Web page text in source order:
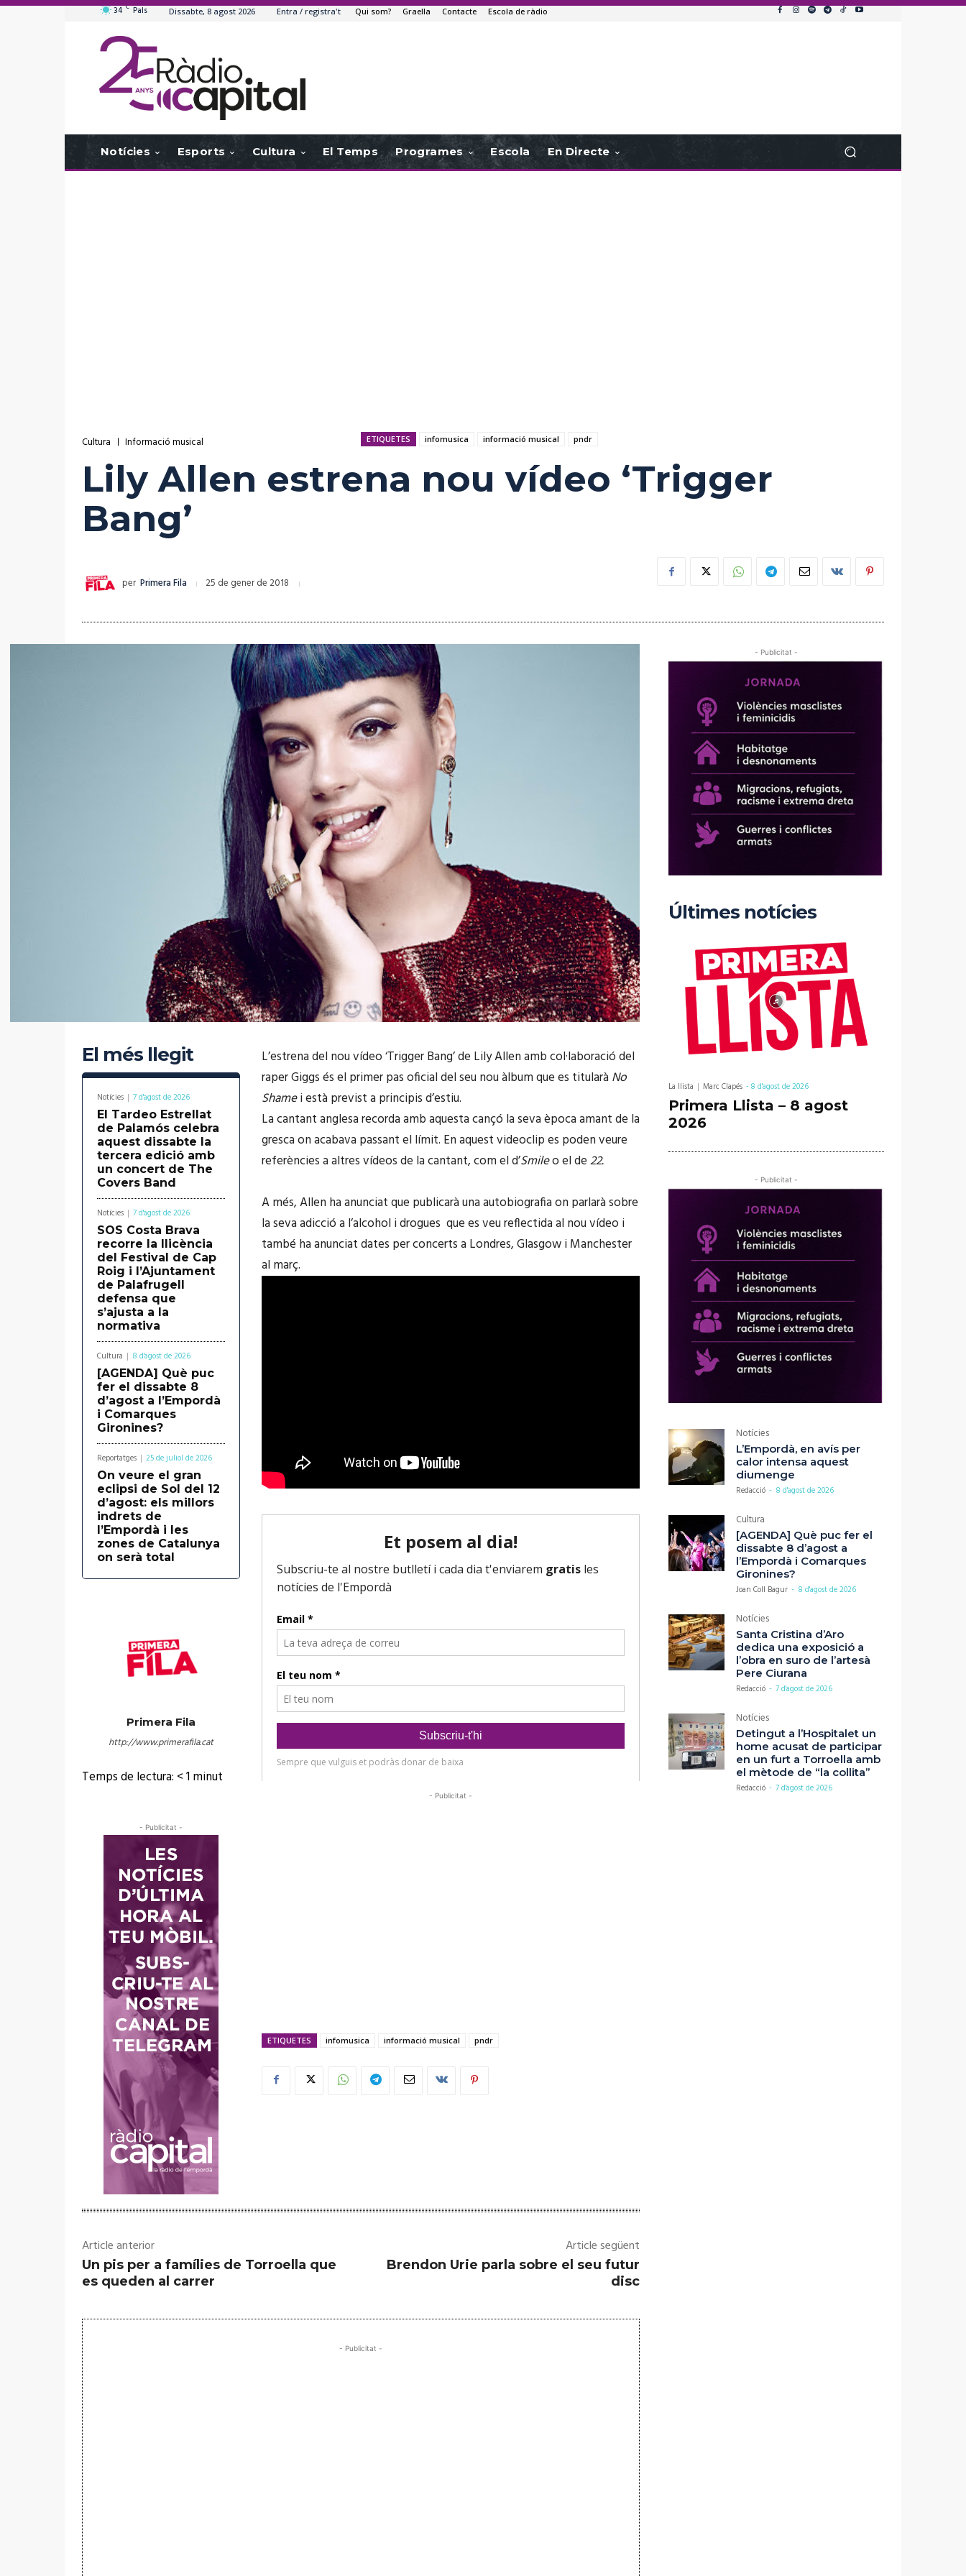
34 C Pals Dissabte, 8 agost 2026 Entra / registra't Qui som? Graella Contacte Escola de ràdio
Notícies Esports Cultura El Temps Programes Escola En Directe
Cultura Informació musical ETIQUETES infomusica informació musical pndr
Lily Allen estrena nou vídeo ‘Trigger
Bang’
per Primera Fila 25 de gener de 2018
El més llegit
Notícies 7 d'agost de 2026
El Tardeo Estrellat
de Palamós celebra
aquest dissabte la
tercera edició amb
un concert de The
Covers Band
Notícies 7 d'agost de 2026
SOS Costa Brava
recorre la llicència
del Festival de Cap
Roig i l’Ajuntament
de Palafrugell
defensa que
s’ajusta a la
normativa
Cultura 8 d'agost de 2026
[AGENDA] Què puc
fer el dissabte 8
d’agost a l’Empordà
i Comarques
Gironines?
Reportatges 25 de juliol de 2026
On veure el gran
eclipsi de Sol del 12
d’agost: els millors
indrets de
l’Empordà i les
zones de Catalunya
on serà total
Primera Fila
http://www.primerafila.cat
Temps de lectura: < 1minut
- Publicitat -
L’estrena del nou vídeo ‘Trigger Bang’ de Lily Allen amb col·laboració del
raper Giggs és el primer pas oficial del seu nou àlbum que es titularà No
Shamei està previst a principis d’estiu.
La cantant anglesa recorda amb aquesta cançó la seva època amant de la
gresca on acabava passant el límit. En aquest videoclip es poden veure
referències a altres vídeos de la cantant, com el d’Smileo el de22.
A més, Allen ha anunciat que publicarà una autobiografia on parlarà sobre
la seva adicció a l’alcohol i drogues que es veu reflectida al nou vídeo i
també ha anunciat dates per concerts a Londres, Glasgow i Manchester
al març.
- Publicitat -
ETIQUETES infomusica informació musical pndr
Article anterior
Un pis per a famílies de Torroella que
es queden al carrer
Article següent
Brendon Urie parla sobre el seu futur
disc
- Publicitat -
- Publicitat -
Últimes notícies
La llista Marc Clapés -8 d'agost de 2026
Primera Llista – 8 agost
2026
- Publicitat -
Notícies
L’Empordà, en avís per
calor intensa aquest
diumenge
Redacció - 8 d'agost de 2026
Cultura
[AGENDA] Què puc fer el
dissabte 8 d’agost a
l’Empordà i Comarques
Gironines?
Joan Coll Bagur - 8 d'agost de 2026
Notícies
Santa Cristina d’Aro
dedica una exposició a
l’obra en suro de l’artesà
Pere Ciurana
Redacció - 7 d'agost de 2026
Notícies
Detingut a l’Hospitalet un
home acusat de participar
en un furt a Torroella amb
el mètode de “la collita”
Redacció - 7 d'agost de 2026